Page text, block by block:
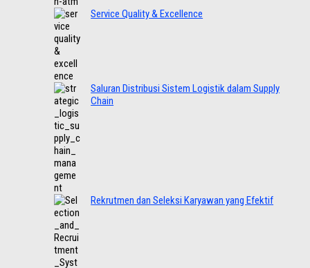
Service Quality & Excellence
Saluran Distribusi Sistem Logistik dalam Supply
Chain
Rekrutmen dan Seleksi Karyawan yang Efektif